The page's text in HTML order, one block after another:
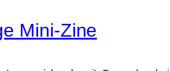
Mini-Zine